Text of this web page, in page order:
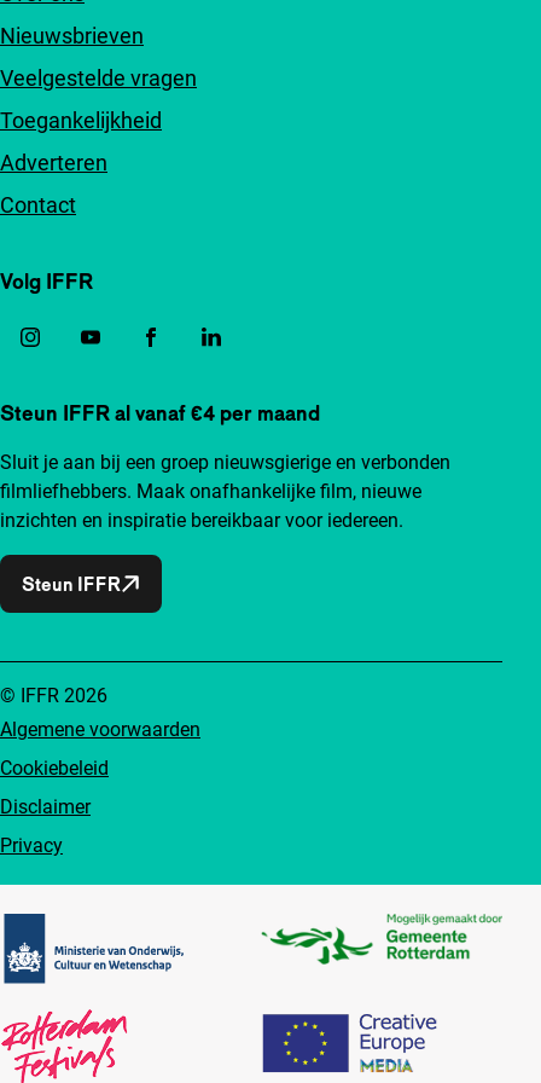
Nieuwsbrieven
Veelgestelde vragen
Toegankelijkheid
Adverteren
Contact
Volg IFFR
Steun IFFR al vanaf €4 per maand
Sluit je aan bij een groep nieuwsgierige en verbonden
filmliefhebbers. Maak onafhankelijke film, nieuwe
inzichten en inspiratie bereikbaar voor iedereen.
Steun IFFR
Algemene voorwaarden
Cookiebeleid
Disclaimer
Privacy
© IFFR 2026